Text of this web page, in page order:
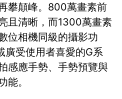
攀顛峰。800萬畫素前
且清晰，而1300萬畫素
位相機同級的攝影功
廣受使用者喜愛的G系
感應手勢、手勢預覽與
能。